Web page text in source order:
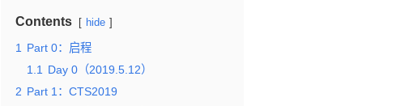
Contents hide
1
Part 0：启程
1.1
Day 0（2019.5.12）
2 Part 1：CTS2019